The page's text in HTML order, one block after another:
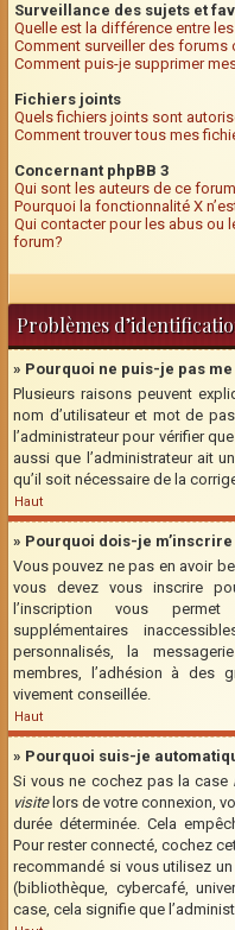
Surveillance des sujets et
Quelle est la différence entre
Comment surveiller des forums
Comment puis-je supprimer
Fichiers joints
Quels fichiers joints sont
Comment trouver tous mes
Concernant phpBB 3
Qui sont les auteurs de ce
Pourquoi la fonctionnalité X
Qui contacter pour les abus ou
forum?
Problèmes
» Pourquoi ne puis-je pas
Plusieurs raisons peuvent
nom d’utilisateur et mot de
l’administrateur pour vérifier
aussi que l’administrateur ait
qu’il soit nécessaire de la
Haut
» Pourquoi dois-je
Vous pouvez ne pas en avoir
vous devez vous inscrire
l’inscription vous
supplémentaires
personnalisés, la
membres, l’adhésion à des
vivement conseillée.
Haut
» Pourquoi suis-je
Si vous ne cochez pas la case
visitelors de votre connexion,
durée déterminée. Cela
Pour rester connecté, cochez
recommandé si vous utilisez
(bibliothèque, cybercafé,
case, cela signifie que